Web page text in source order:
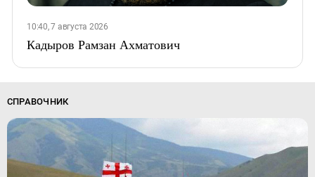
10:40, 7 августа 2026
Кадыров Рамзан Ахматович
СПРАВОЧНИК